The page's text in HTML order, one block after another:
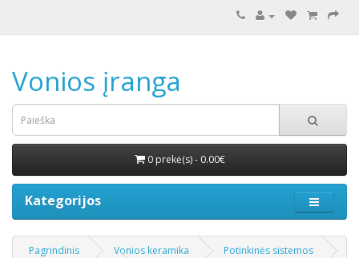
Vonios įranga
0 prekė(s) - 0.00€
Kategorijos
Pagrindinis Vonios keramika
Potinkinės sistemos